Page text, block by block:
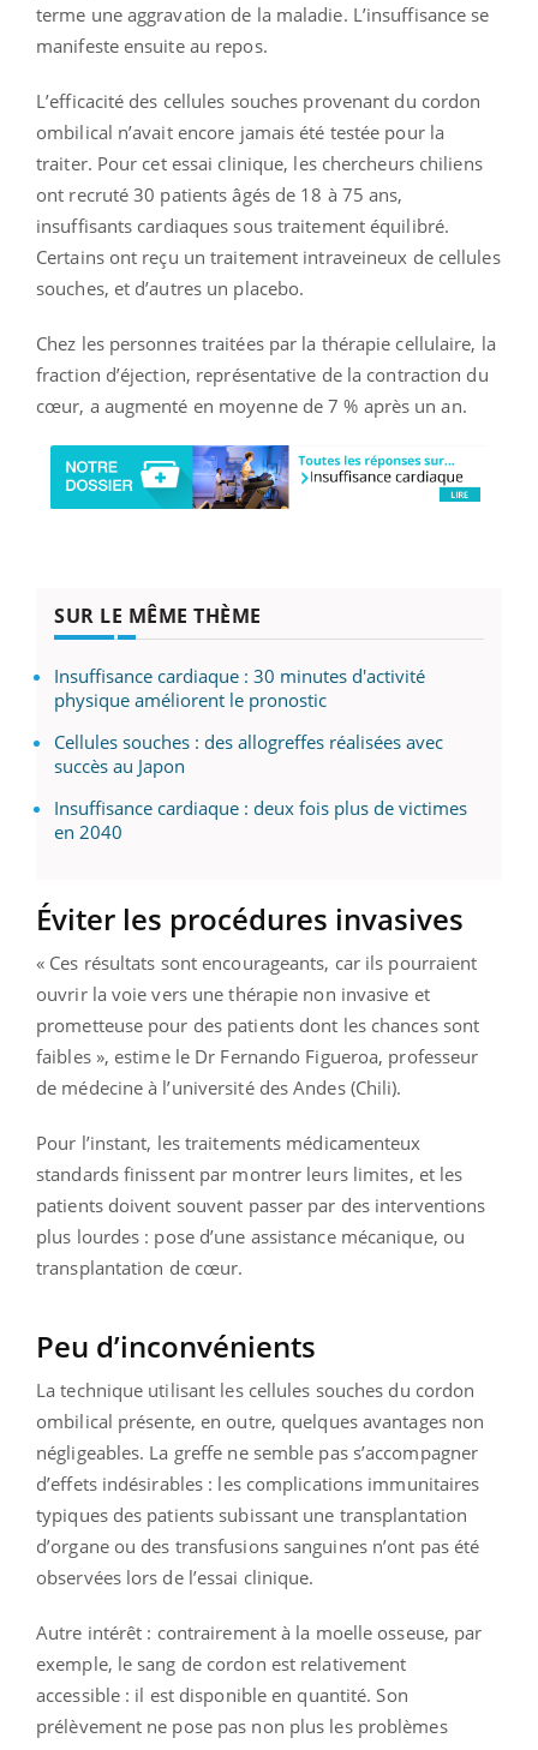
terme une aggravation de la maladie. L’insuffisance se
manifeste ensuite au repos.
L’efficacité des cellules souches provenant du cordon
ombilical n’avait encore jamais été testée pour la
traiter. Pour cet essai clinique, les chercheurs chiliens
ont recruté 30 patients âgés de 18 à 75 ans,
insuffisants cardiaques sous traitement équilibré.
Certains ont reçu un traitement intraveineux de cellules
souches, et d’autres un placebo.
Chez les personnes traitées par la thérapie cellulaire, la
fraction d’éjection, représentative de la contraction du
cœur, a augmenté en moyenne de 7 % après un an.
SUR LE MÊME THÈME
Insuffisance cardiaque : 30 minutes d'activité
physique améliorent le pronostic
Cellules souches : des allogreffes réalisées avec
succès au Japon
Insuffisance cardiaque : deux fois plus de victimes
en 2040
Éviter les procédures invasives
« Ces résultats sont encourageants, car ils pourraient
ouvrir la voie vers une thérapie non invasive et
prometteuse pour des patients dont les chances sont
faibles », estime le Dr Fernando Figueroa, professeur
de médecine à l’université des Andes (Chili).
Pour l’instant, les traitements médicamenteux
standards finissent par montrer leurs limites, et les
patients doivent souvent passer par des interventions
plus lourdes : pose d’une assistance mécanique, ou
transplantation de cœur.
Peu d’inconvénients
La technique utilisant les cellules souches du cordon
ombilical présente, en outre, quelques avantages non
négligeables. La greffe ne semble pas s’accompagner
d’effets indésirables : les complications immunitaires
typiques des patients subissant une transplantation
d’organe ou des transfusions sanguines n’ont pas été
observées lors de l’essai clinique.
Autre intérêt : contrairement à la moelle osseuse, par
exemple, le sang de cordon est relativement
accessible : il est disponible en quantité. Son
prélèvement ne pose pas non plus les problèmes